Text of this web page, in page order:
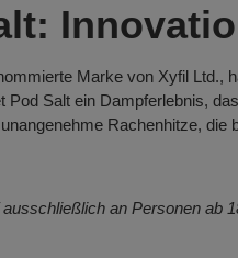
Marke von Xyfil Ltd.,
Pod Salt ein Dampferlebnis,
Rachenhitze, die
an Personen ab